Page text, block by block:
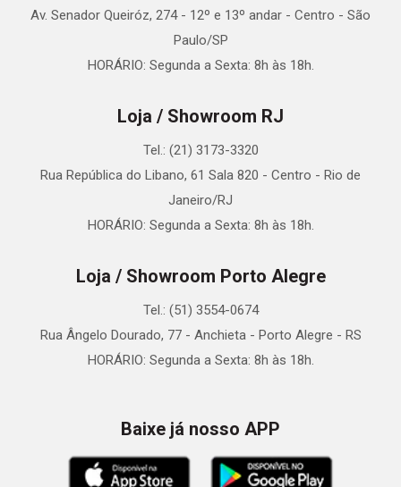
Av. Senador Queiróz, 274 - 12º e 13º andar - Centro - São
Paulo/SP
HORÁRIO: Segunda a Sexta: 8h às 18h.
Loja / Showroom RJ
Tel.: (21) 3173-3320
Rua República do Libano, 61 Sala 820 - Centro - Rio de
Janeiro/RJ
HORÁRIO: Segunda a Sexta: 8h às 18h.
Loja / Showroom Porto Alegre
Tel.: (51) 3554-0674
Rua Ângelo Dourado, 77 - Anchieta - Porto Alegre - RS
HORÁRIO: Segunda a Sexta: 8h às 18h.
Baixe já nosso APP